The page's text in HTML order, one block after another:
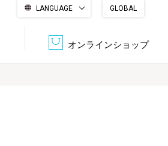
LANGUAGE
GLOBAL
オンラインショップ